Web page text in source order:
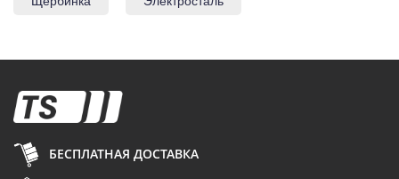
БЕСПЛАТНАЯ ДОСТАВКА